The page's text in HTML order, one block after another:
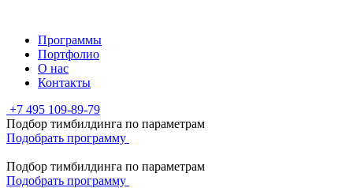
Программы
Портфолио
О нас
Контакты
+7 495 109-89-79
Подбор тимбилдинга по параметрам
Подобрать программу
Подбор тимбилдинга по параметрам
Подобрать программу